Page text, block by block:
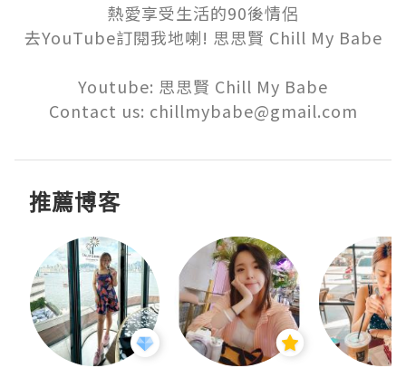
熱愛享受生活的90後情侶
去YouTube訂閱我地喇! 思思賢 Chill My Babe
Youtube: 思思賢 Chill My Babe
Contact us: chillmybabe@gmail.com
推薦博客